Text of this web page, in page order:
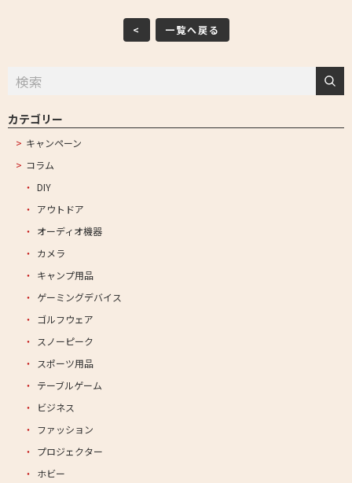
< 一覧へ戻る
カテゴリー
キャンペーン
コラム
DIY
アウトドア
オーディオ機器
カメラ
キャンプ用品
ゲーミングデバイス
ゴルフウェア
スノーピーク
スポーツ用品
テーブルゲーム
ビジネス
ファッション
プロジェクター
ホビー